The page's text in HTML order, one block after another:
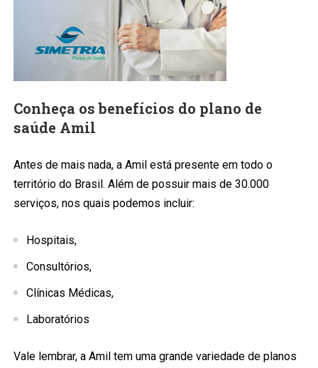
Conheça os benefícios do plano de
saúde Amil
Antes de mais nada, a Amil está presente em todo o
território do Brasil. Além de possuir mais de 30.000
serviços, nos quais podemos incluir:
Hospitais,
Consultórios,
Clínicas Médicas,
Laboratórios
Vale lembrar, a Amil tem uma grande variedade de planos